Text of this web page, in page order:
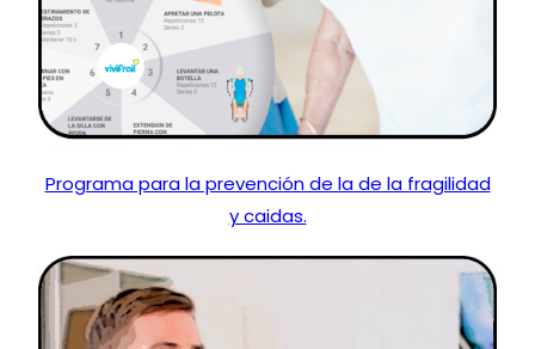
Programa para la prevención de la de la fragilidad
y caidas.